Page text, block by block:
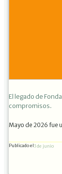
El legado de
compromisos.
Mayo de 2026 fue
Publicado el3 de junio